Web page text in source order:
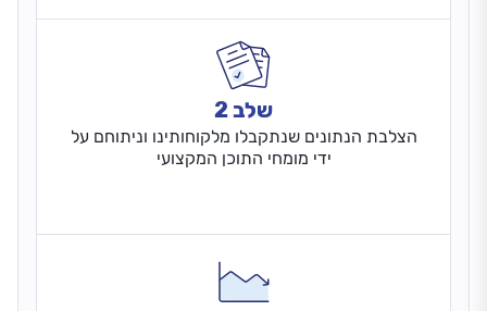
שלב 2
הצלבת הנתונים שנתקבלו מלקוחותינו וניתוחם על
ידי מומחי התוכן המקצועי